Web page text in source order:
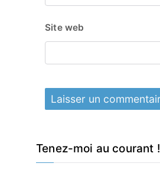
Site web
Tenez-moi au courant !